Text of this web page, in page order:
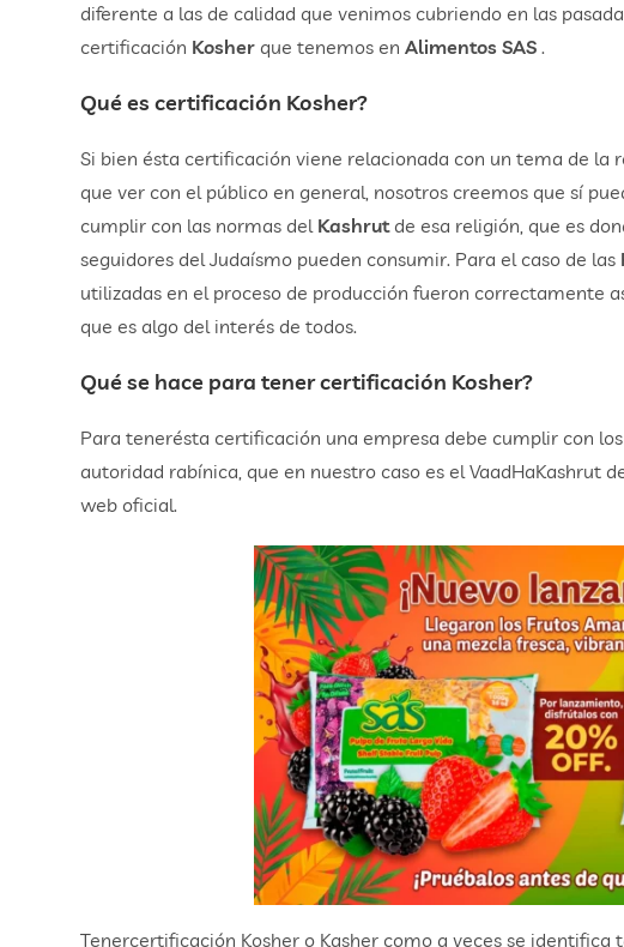
diferente a las de calidad que venimos cubriendo en las
certificación Kosher que tenemos enAlimentos SAS .
Qué es certificación Kosher?
Si bien ésta certificación viene relacionada con un tema de la
que ver con el público en general, nosotros creemos que sí
cumplir con las normas del Kashrutde esa religión, que es
seguidores del Judaísmo pueden consumir. Para el caso de las
utilizadas en el proceso de producción fueron correctamente
que es algo del interés de todos.
Qué se hace para tener certificación Kosher?
Para tenerésta certificación una empresa debe cumplir con
autoridad rabínica, que en nuestro caso es el VaadHaKashrut
web oficial.
Tenercertificación Kosher o Kasher como a veces se